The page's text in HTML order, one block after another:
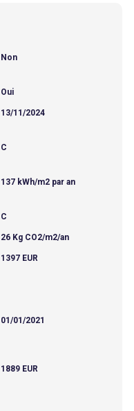
Non
Oui
13/11/2024
C
137 kWh/m2 par an
C
26 Kg CO2/m2/an
1397 EUR
01/01/2021
1889 EUR